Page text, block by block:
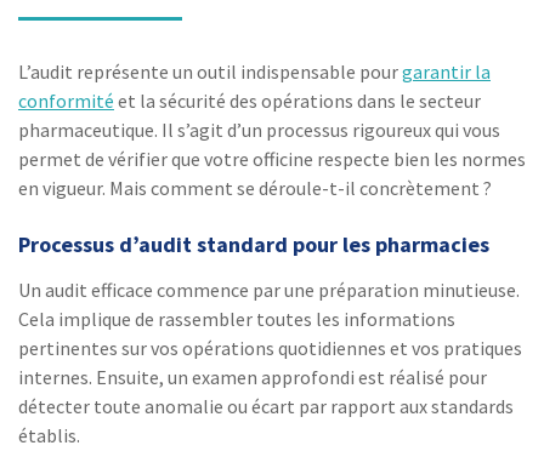
L’audit représente un outil indispensable pourgarantir la
conformité et la sécurité des opérations dans le secteur
pharmaceutique. Il s’agit d’un processus rigoureux qui vous
permet de vérifier que votre officine respecte bien les normes
en vigueur. Mais comment se déroule-t-il concrètement ?
Processus d’audit standard pour les pharmacies
Un audit efficace commence par une préparation minutieuse.
Cela implique de rassembler toutes les informations
pertinentes sur vos opérations quotidiennes et vos pratiques
internes. Ensuite, un examen approfondi est réalisé pour
détecter toute anomalie ou écart par rapport aux standards
établis.